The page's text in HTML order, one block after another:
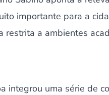
importante para a
restrita a ambientes
integrou uma série de